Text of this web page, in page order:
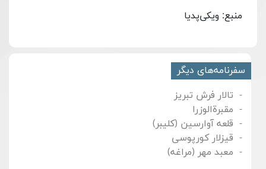
منبع: ویکی‌پدیا
سفرنامه‌های دیگر
تالار فرش تبریز
مقبرة‌الوزرا
قلعه آوارسین (کلیبر)
قیزلار کورپوسی
معبد مهر (مراغه)